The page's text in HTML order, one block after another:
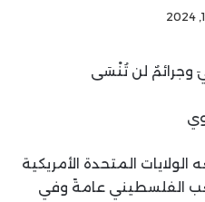
وجرائمٌ لن تُنْسَى
الولايات المتحدة الأمريكية
الفلسطيني عامةً وفي